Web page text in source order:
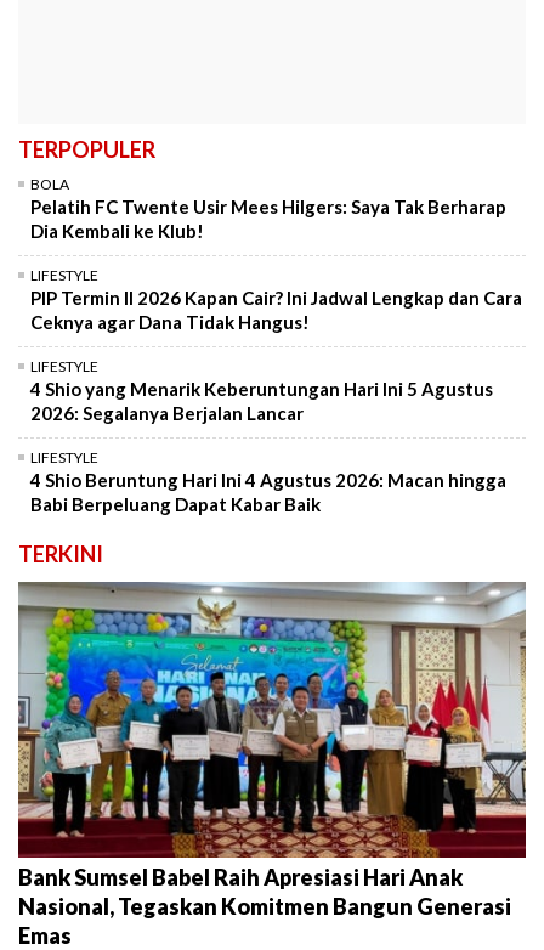
TERPOPULER
BOLA
Pelatih FC Twente Usir Mees Hilgers: Saya Tak Berharap
Dia Kembali ke Klub!
LIFESTYLE
PIP Termin II 2026 Kapan Cair? Ini Jadwal Lengkap dan Cara
Ceknya agar Dana Tidak Hangus!
LIFESTYLE
4 Shio yang Menarik Keberuntungan Hari Ini 5 Agustus
2026: Segalanya Berjalan Lancar
LIFESTYLE
4 Shio Beruntung Hari Ini 4 Agustus 2026: Macan hingga
Babi Berpeluang Dapat Kabar Baik
TERKINI
Bank Sumsel Babel Raih Apresiasi Hari Anak
Nasional, Tegaskan Komitmen Bangun Generasi
Emas